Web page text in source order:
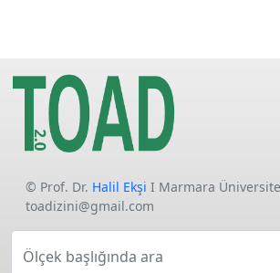
© Prof. Dr. Halil Ekşi I Marmara
toadizini@gmail.com
Ölçek başlığında ara